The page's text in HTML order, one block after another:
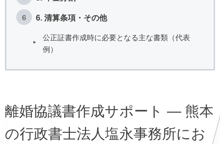
6. 清算条項・その他
公正証書作成時に必要となる主な書類（代表
例）
離婚協議書作成サポート — 熊本
の行政書士法人塩永事務所にお